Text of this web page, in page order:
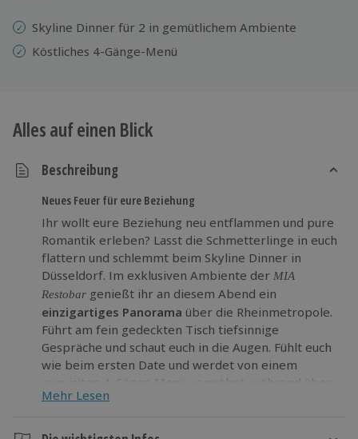
Skyline Dinner für 2 in gemütlichem Ambiente
Köstliches 4-Gänge-Menü
Alles auf einen Blick
Beschreibung
Neues Feuer für eure Beziehung
Ihr wollt eure Beziehung neu entflammen und pure
Romantik erleben? Lasst die Schmetterlinge in euch
flattern und schlemmt beim Skyline Dinner in
Düsseldorf. Im exklusiven Ambiente der MIA
Restobar genießt ihr an diesem Abend ein
einzigartiges Panorama über die Rheinmetropole.
Führt am fein gedeckten Tisch tiefsinnige
Gespräche und schaut euch in die Augen. Fühlt euch
wie beim ersten Date und werdet von einem
exquisiten 4-Gänge Menü verwöhnt, während über
dem Medienhafen langsam die Sonne untergeht.
Mehr Lesen